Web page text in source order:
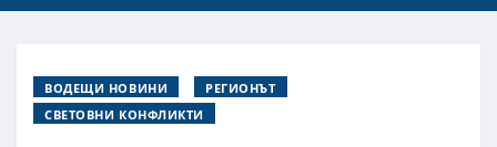
ВОДЕЩИ НОВИНИ
РЕГИОНЪТ
СВЕТОВНИ КОНФЛИКТИ